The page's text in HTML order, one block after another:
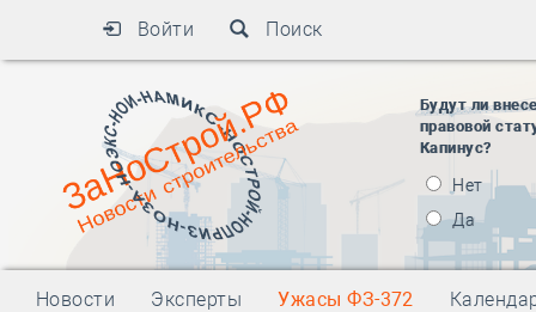
Войти Поиск
Будут ли
правовой
Капинус?
Нет
Да
Новости Эксперты Ужасы ФЗ-372